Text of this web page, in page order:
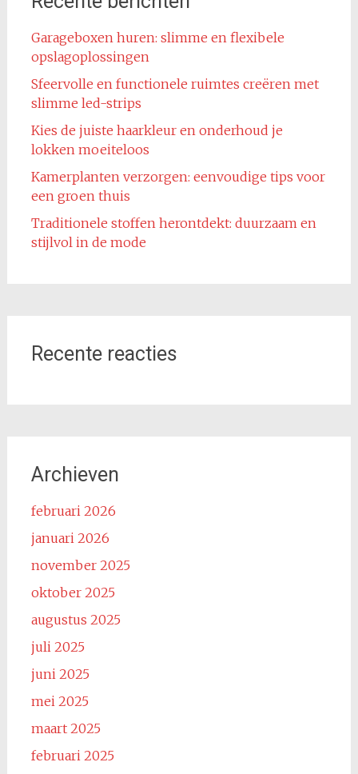
Garageboxen huren: slimme en flexibele
opslagoplossingen
Sfeervolle en functionele ruimtes creëren met
slimme led-strips
Kies de juiste haarkleur en onderhoud je
lokken moeiteloos
Kamerplanten verzorgen: eenvoudige tips voor
een groen thuis
Traditionele stoffen herontdekt: duurzaam en
stijlvol in de mode
Recente reacties
Archieven
februari 2026
januari 2026
november 2025
oktober 2025
augustus 2025
juli 2025
juni 2025
mei 2025
maart 2025
februari 2025